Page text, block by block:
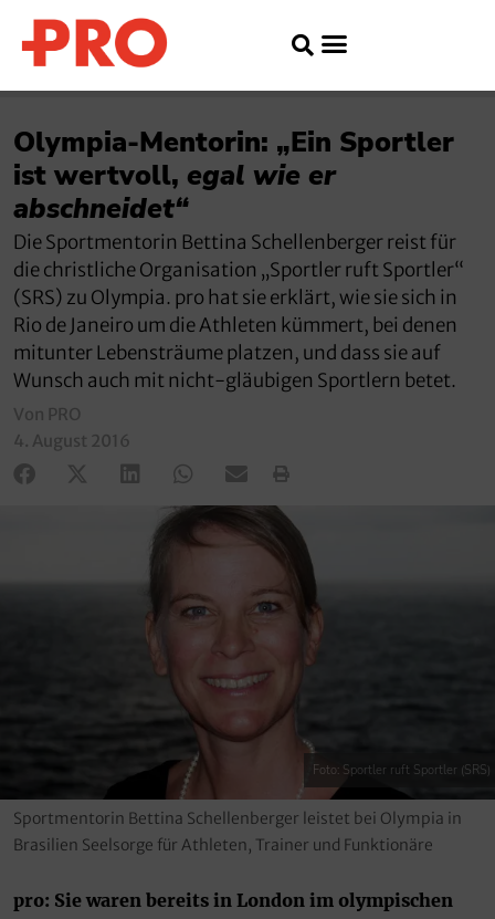
Olympia-Mentorin: „Ein Sportler
ist wertvoll, egal wie er
abschneidet“
Die Sportmentorin Bettina Schellenberger reist für
die christliche Organisation „Sportler ruft Sportler“
(SRS) zu Olympia. pro hat sie erklärt, wie sie sich in
Rio de Janeiro um die Athleten kümmert, bei denen
mitunter Lebensträume platzen, und dass sie auf
Wunsch auch mit nicht-gläubigen Sportlern betet.
Von PRO
4. August 2016
Foto: Sportler ruft Sportler (SRS)
Sportmentorin Bettina Schellenberger leistet bei Olympia in
Brasilien Seelsorge für Athleten, Trainer und Funktionäre
pro: Sie waren bereits in London im olympischen